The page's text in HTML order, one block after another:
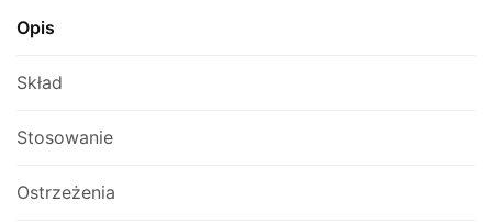
Opis
Skład
Stosowanie
Ostrzeżenia